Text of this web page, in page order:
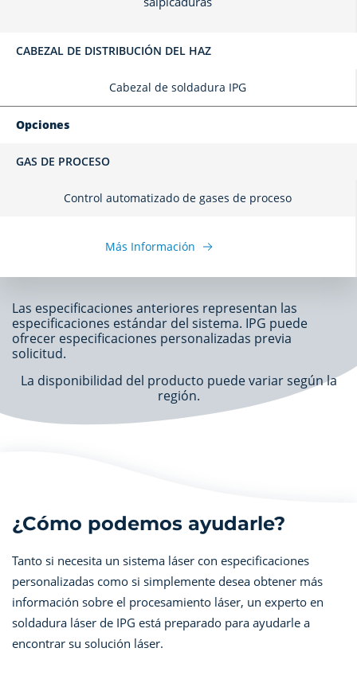
CABEZAL DE DISTRIBUCIÓN DEL HAZ
Cabezal de soldadura IPG
Opciones
GAS DE PROCESO
Control automatizado de gases de proceso
Más Información
Las especificaciones anteriores representan las
especificaciones estándar del sistema. IPG puede
ofrecer especificaciones personalizadas previa
solicitud.
La disponibilidad del producto puede variar según la
región.
¿Cómo podemos ayudarle?
Tanto si necesita un sistema láser con especificaciones
personalizadas como si simplemente desea obtener más
información sobre el procesamiento láser, un experto en
soldadura láser de IPG está preparado para ayudarle a
encontrar su solución láser.